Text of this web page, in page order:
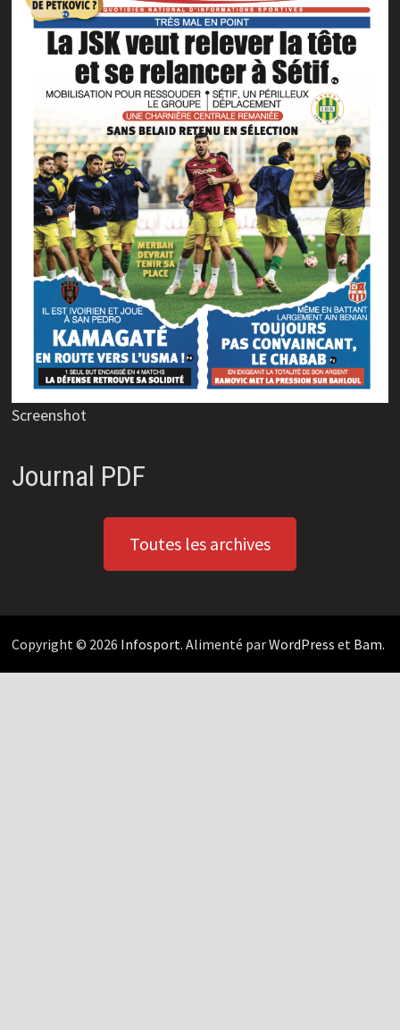
Screenshot
Journal PDF
Toutes les archives
Copyright © 2026 Infosport. Alimenté parWordPress et Bam.